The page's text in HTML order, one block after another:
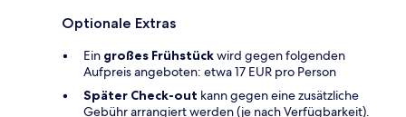
Optionale Extras
Ein großes Frühstückwird gegen folgenden
Aufpreis angeboten: etwa 17 EUR pro Person
Später Check-out kann gegen eine zusätzliche
Gebühr arrangiert werden (je nach Verfügbarkeit).